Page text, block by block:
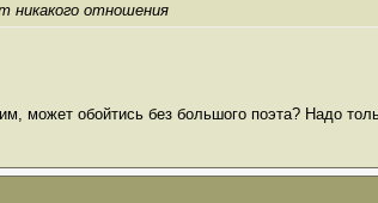
никакого отношения
может обойтись без большого поэта? Надо